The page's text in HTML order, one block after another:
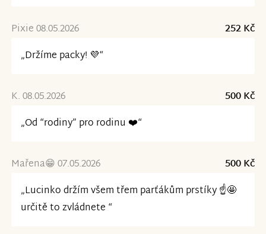
Pixie 08.05.2026
252 Kč
„Držíme packy! 💜“
K. 08.05.2026
500 Kč
„Od “rodiny” pro rodinu ❤️“
Mařena😁 07.05.2026
500 Kč
„Lucinko držím všem třem parťákům prstíky ☝️🤩
určitě to zvládnete “